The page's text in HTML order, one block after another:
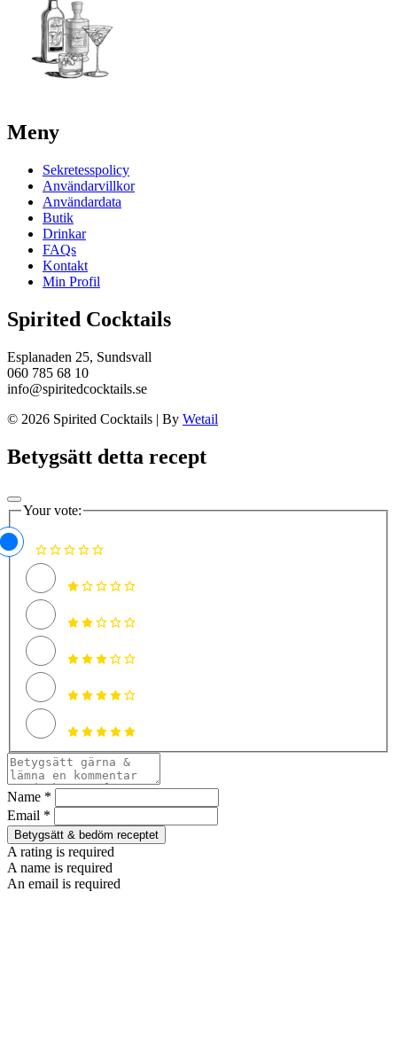
Meny
Sekretesspolicy
Användarvillkor
Användardata
Butik
Drinkar
FAQs
Kontakt
Min Profil
Spirited Cocktails
Esplanaden 25, Sundsvall
060 785 68 10
info@spiritedcocktails.se
© 2026 Spirited Cocktails | By Wetail
Betygsätt detta recept
Your vote:
Name *
Email *
Betygsätt & bedöm receptet
A rating is required
A name is required
An email is required